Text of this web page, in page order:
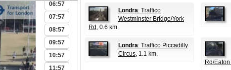
06:57
07:57
08:57
09:57
10:57
11:57
Londra: Traffico
Westminster Bridge/York
Rd , 0.6 km.
Londra: Traffico Piccadilly
Circus, 1.1 km.
Rd/